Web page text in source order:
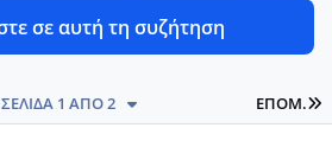
σε αυτή τη συζήτηση
ΕΠΌΜ.
ΣΕΛΊΔΑ 1 ΑΠΌ 2